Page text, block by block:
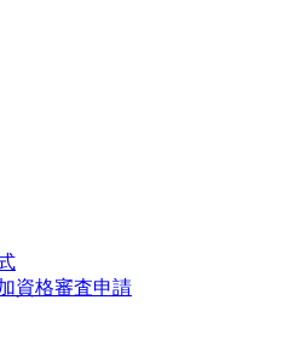
資格審査申請